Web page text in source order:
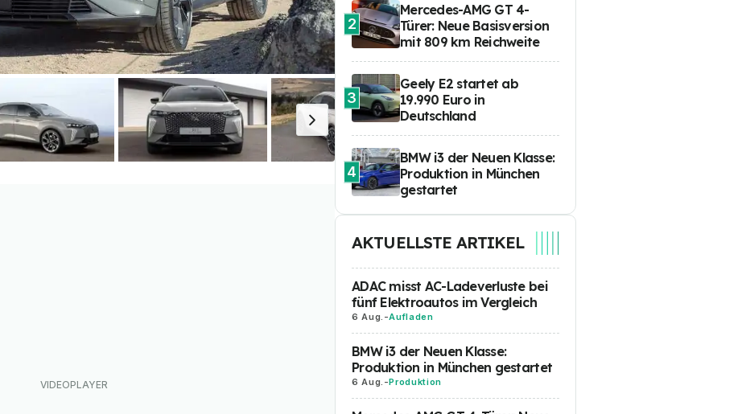
2
Mercedes-AMG GT 4-
Türer: Neue Basisversion
mit 809 km Reichweite
3
Geely E2 startet ab
19.990 Euro in
Deutschland
4
BMW i3 der Neuen Klasse:
Produktion in München
gestartet
AKTUELLSTE ARTIKEL
ADAC misst AC-Ladeverluste bei
fünf Elektroautos im Vergleich
6 Aug. -Aufladen
BMW i3 der Neuen Klasse:
Produktion in München gestartet
6 Aug. -Produktion